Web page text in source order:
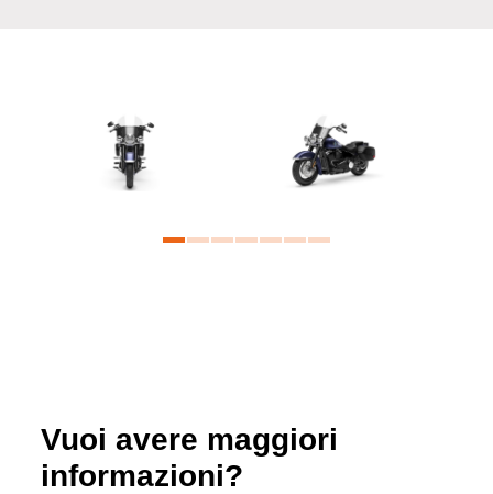
Vuoi avere maggiori
informazioni?